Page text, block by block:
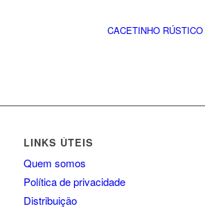
CACETINHO RÚSTICO
LINKS ÚTEIS
Quem somos
Política de privacidade
Distribuição